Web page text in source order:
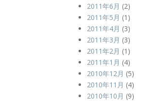
2011年6月 (2)
2011年5月 (1)
2011年4月 (3)
2011年3月 (3)
2011年2月 (1)
2011年1月 (4)
2010年12月 (5)
2010年11月 (4)
2010年10月 (9)